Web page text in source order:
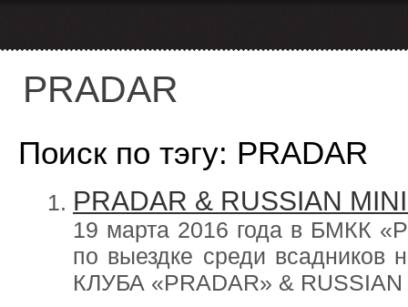
PRADAR
Поиск по тэгу: PRADAR
PRADAR & RUSSIAN
19 марта 2016 года в БМКК
по выездке среди
КЛУБА «PRADAR» & RUSSIAN